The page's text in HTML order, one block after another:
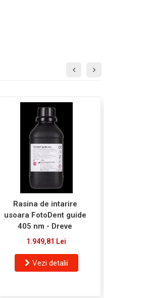
Rasina de intarire
usoara FotoDent guide
405 nm - Dreve
1.949,81 Lei
Vezi detalii